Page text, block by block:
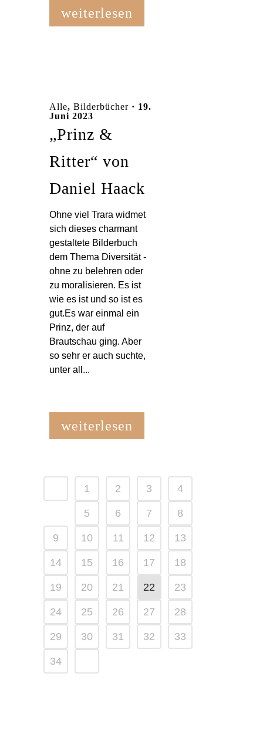
weiterlesen
Alle, Bilderbücher · 19.
Juni 2023
„Prinz &
Ritter“ von
Daniel Haack
Ohne viel Trara widmet
sich dieses charmant
gestaltete Bilderbuch
dem Thema Diversität -
ohne zu belehren oder
zu moralisieren. Es ist
wie es ist und so ist es
gut.Es war einmal ein
Prinz, der auf
Brautschau ging. Aber
so sehr er auch suchte,
unter all...
weiterlesen
1 2 3 4
5 6 7 8
9 10 11 12 13
14 15 16 17 18
19 20 21 22 23
24 25 26 27 28
29 30 31 32 33
34